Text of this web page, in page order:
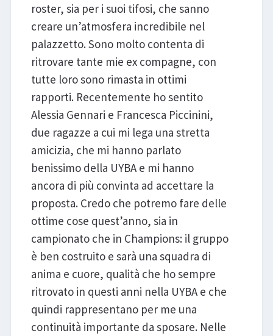
roster, sia per i suoi tifosi, che sanno
creare un’atmosfera incredibile nel
palazzetto. Sono molto contenta di
ritrovare tante mie ex compagne, con
tutte loro sono rimasta in ottimi
rapporti. Recentemente ho sentito
Alessia Gennari e Francesca Piccinini,
due ragazze a cui mi lega una stretta
amicizia, che mi hanno parlato
benissimo della UYBA e mi hanno
ancora di più convinta ad accettare la
proposta. Credo che potremo fare delle
ottime cose quest’anno, sia in
campionato che in Champions: il gruppo
è ben costruito e sarà una squadra di
anima e cuore, qualità che ho sempre
ritrovato in questi anni nella UYBA e che
quindi rappresentano per me una
continuità importante da sposare. Nelle